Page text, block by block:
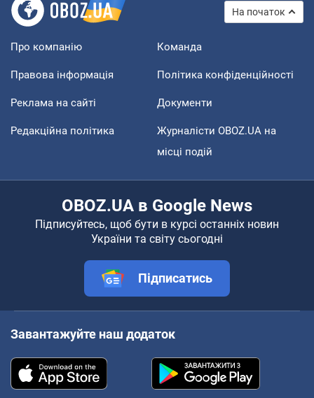
На початок
Про компанію Команда
Правова інформація Політика конфіденційності
Реклама на сайті Документи
Редакційна політика
Журналісти OBOZ.UA на
місці подій
OBOZ.UA в Google News
Підписуйтесь, щоб бути в курсі останніх новин
України та світу сьогодні
Підписатись
Завантажуйте наш додаток